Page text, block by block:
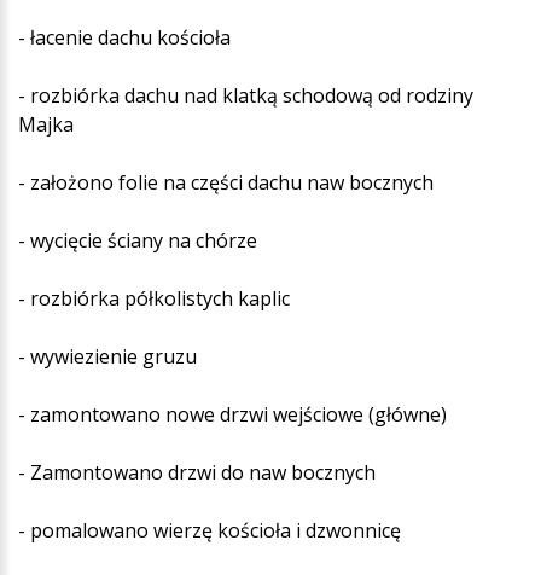
- łacenie dachu kościoła
- rozbiórka dachu nad klatką schodową od rodziny
Majka
- założono folie na części dachu naw bocznych
- wycięcie ściany na chórze
- rozbiórka półkolistych kaplic
- wywiezienie gruzu
- zamontowano nowe drzwi wejściowe (główne)
- Zamontowano drzwi do naw bocznych
- pomalowano wierzę kościoła i dzwonnicę